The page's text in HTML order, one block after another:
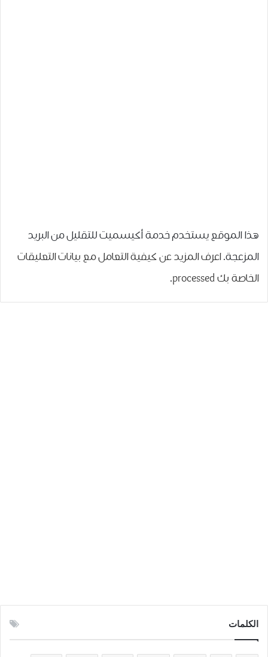
هذا الموقع يستخدم خدمة أكيسميت للتقليل من البريد
المزعجة.اعرف المزيد عن كيفية التعامل مع بيانات التعليقات
الخاصة بك processed
.
الكلمات